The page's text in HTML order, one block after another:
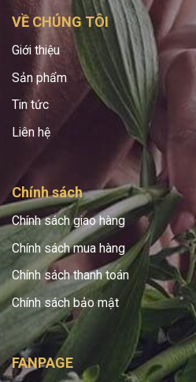
VỀ CHÚNG TÔI
Giới thiệu
Sản phẩm
Tin tức
Liên hệ
Chính sách
Chính sách giao hàng
Chính sách mua hàng
Chính sách thanh toán
Chính sách bảo mật
FANPAGE